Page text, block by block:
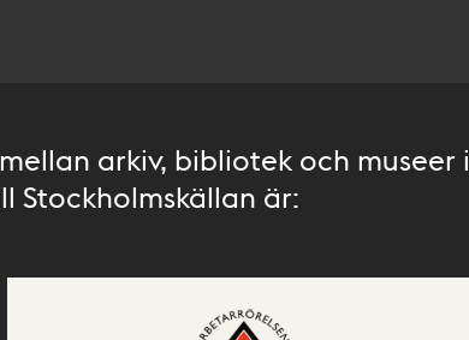
arkiv, bibliotek och museer i
Stockholmskällan är: